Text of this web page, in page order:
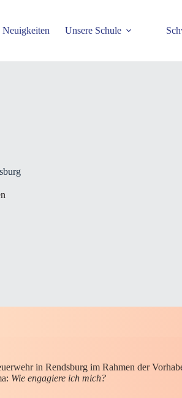
Neuigkeiten Unsere Schule
in Rendsburg im Rahmen der
Wie engagiere ich mich?